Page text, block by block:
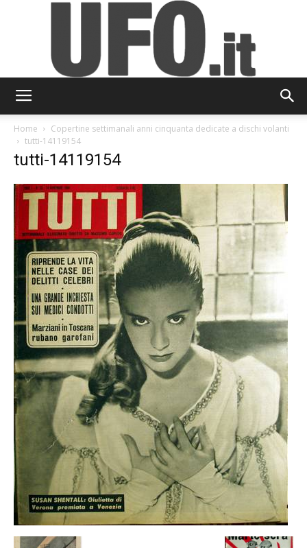
Home
Copertine settimanali anni cinquanta dedicate a dischi volanti
tutti-14119154
tutti-14119154